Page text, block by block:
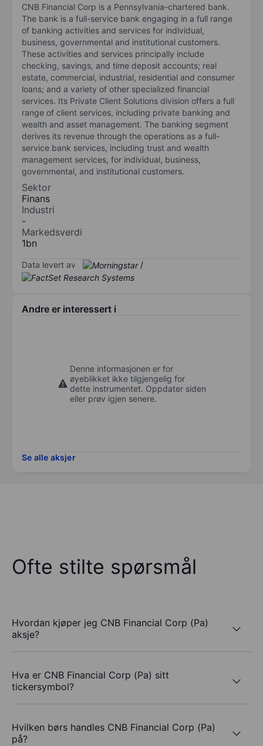
CNB Financial Corp is a Pennsylvania-chartered bank.
The bank is a full-service bank engaging in a full range
of banking activities and services for individual,
business, governmental and institutional customers.
These activities and services principally include
checking, savings, and time deposit accounts; real
estate, commercial, industrial, residential and consumer
loans; and a variety of other specialized financial
services. Its Private Client Solutions division offers a full
range of client services, including private banking and
wealth and asset management. The banking segment
derives its revenue through the operations as a full-
service bank services, including trust and wealth
management services, for individual, business,
governmental, and institutional customers.
Sektor
Finans
Industri
-
Markedsverdi
1bn
Data levert av /
Andre er interessert i
Denne informasjonen er for
øyeblikket ikke tilgjengelig for
dette instrumentet. Oppdater siden
eller prøv igjen senere.
Se alle aksjer
Ofte stilte spørsmål
Hvordan kjøper jeg CNB Financial Corp (Pa)
aksje?
Hva er CNB Financial Corp (Pa) sitt
tickersymbol?
Hvilken børs handles CNB Financial Corp (Pa)
på?